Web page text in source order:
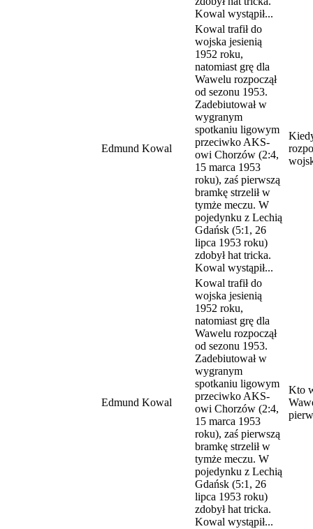
Kowal wystąpił...
Edmund Kowal
Kowal trafił do
wojska jesienią
1952 roku,
natomiast grę dla
Wawelu rozpoczął
od sezonu 1953.
Zadebiutował w
wygranym
spotkaniu ligowym
przeciwko AKS-
owi Chorzów (2:4,
15 marca 1953
roku), zaś pierwszą
bramkę strzelił w
tymże meczu. W
pojedynku z Lechią
Gdańsk (5:1, 26
lipca 1953 roku)
zdobył hat tricka.
Kowal wystąpił...
Edmund Kowal
Kowal trafił do
wojska jesienią
1952 roku,
natomiast grę dla
Wawelu rozpoczął
od sezonu 1953.
Zadebiutował w
wygranym
spotkaniu ligowym
przeciwko AKS-
owi Chorzów (2:4,
15 marca 1953
roku), zaś pierwszą
bramkę strzelił w
tymże meczu. W
pojedynku z Lechią
Gdańsk (5:1, 26
lipca 1953 roku)
zdobył hat tricka.
Kowal wystąpił...
Kto